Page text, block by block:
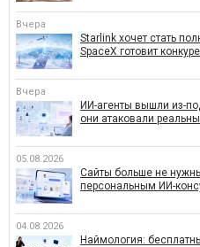
Вчера
Starlink хочет стать
SpaceX готовит
Вчера
ИИ-агенты вышли из-
они атаковали
05.08.2026
Сайты больше не
персональным ИИ-
04.08.2026
Наймология: